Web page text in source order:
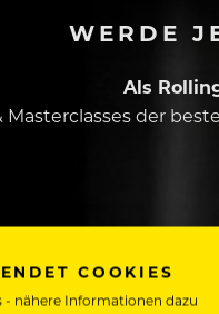
WERDE
Als
Masterclasses der
COOKIES
- nähere Informationen dazu